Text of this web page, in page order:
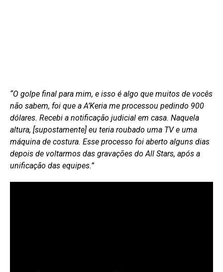
“O golpe final para mim, e isso é algo que muitos de vocês
não sabem, foi que a A’Keria me processou pedindo 900
dólares. Recebi a notificação judicial em casa. Naquela
altura, [supostamente] eu teria roubado uma TV e uma
máquina de costura. Esse processo foi aberto alguns dias
depois de voltarmos das gravações do All Stars, após a
unificação das equipes.”